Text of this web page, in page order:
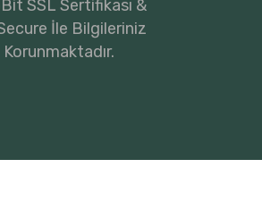
SSL Sertifikası &
İle Bilgileriniz
Korunmaktadır.